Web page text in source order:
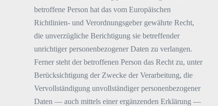
betroffene Person hat das vom Europäischen
Richtlinien- und Verordnungsgeber gewährte Recht,
die unverzügliche Berichtigung sie betreffender
unrichtiger personenbezogener Daten zu verlangen.
Ferner steht der betroffenen Person das Recht zu, unter
Berücksichtigung der Zwecke der Verarbeitung, die
Vervollständigung unvollständiger personenbezogener
Daten — auch mittels einer ergänzenden Erklärung —